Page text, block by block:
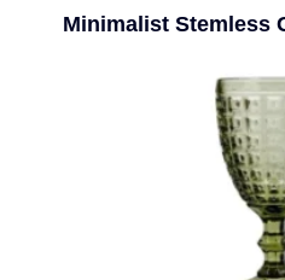
Minimalist Stemless